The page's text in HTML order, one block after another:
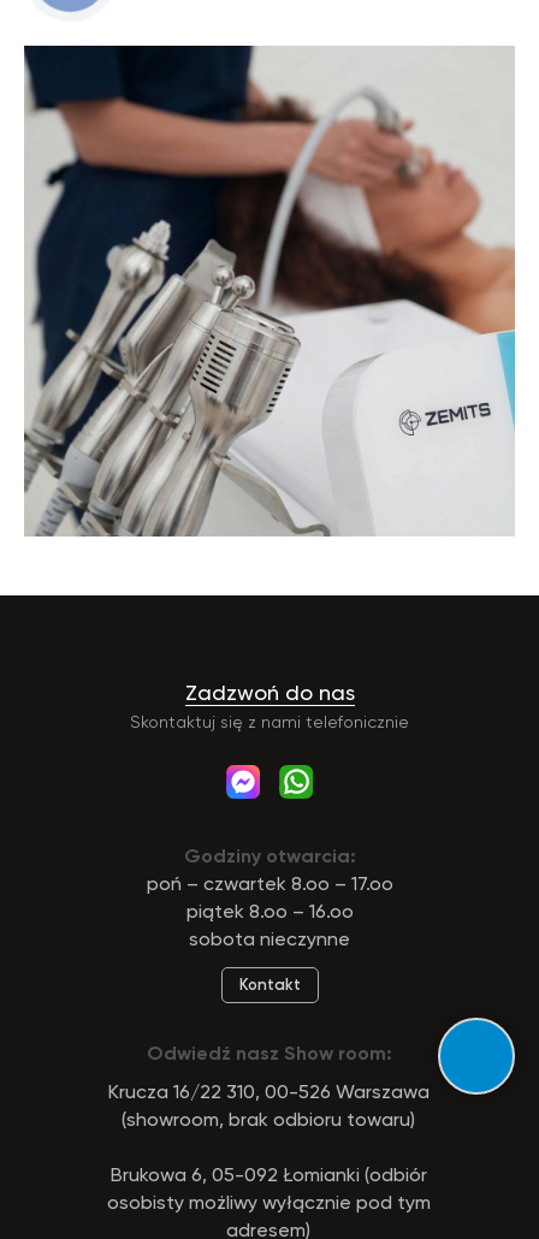
Skontaktuj się z nami telefonicznie
Zadzwoń do nas
Godziny otwarcia:
poń – czwartek 8.oo – 17.oo
piątek 8.oo – 16.oo
sobota nieczynne
Odwiedź nasz Show room:
Krucza 16/22 310, 00-526 Warszawa
(showroom, brak odbioru towaru)
Brukowa 6, 05-092 Łomianki (odbiór
osobisty możliwy wyłącznie pod tym
adresem)
Kontakt